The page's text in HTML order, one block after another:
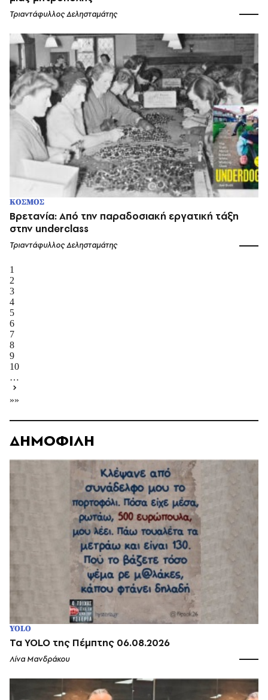
Τριαντάφυλλος Δελησταμάτης
ΚΟΣΜΟΣ
Bρετανία: Από την παραδοσιακή εργατική τάξη
στην underclass
Τριαντάφυλλος Δελησταμάτης
1
2
3
4
5
6
7
8
9
10
…
»»
ΔΗΜΟΦΙΛΗ
YOLO
Τα YOLO της Πέμπτης 06.08.2026
Λίνα Μανδράκου